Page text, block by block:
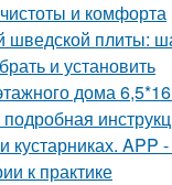
и комфорта
шведской плиты:
и установить
дома
кустарниках. APP
к практике